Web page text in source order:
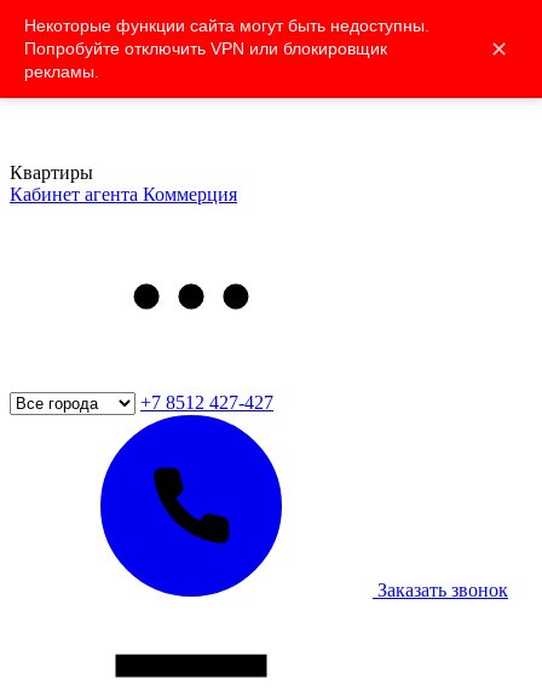
Некоторые функции сайта могут быть недоступны.
Попробуйте отключить VPN или блокировщик
рекламы.
✕
Квартиры
Кабинет агента Коммерция
+7 8512 427-427
Заказать звонок